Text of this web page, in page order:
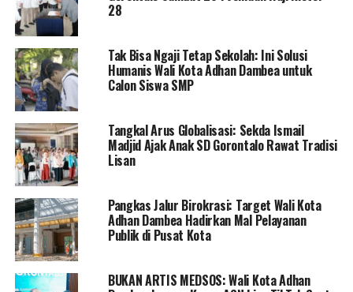
Elektronik (SPBE) untuk mewujudkan tata kelola
pemerintahan yang bersih, efektif, transparan dan
akuntabel serta pelayanan public yang berkualitas dan
terpercaya,” ungkap Marten.
Selanjutnya, Ia mengatakan aplikasi Srikandi merupakan
perpaduan dari praktik kearsipan dan teknologi
informasi dan komunikasi yang mengimplementasikan
undang-undang No 43 tahun 2009 tentang mewajibkan
Lembaga kearsipan sesuai dengan wilayah
kewenangannya.
“hal itu untuk menjamin kemudahan akses arsip statis
bagi pengguna arsip untuk kepentingan pemanfaatan,
pendayagunaan, dan pelayanan public dengan
memperhatikan prinsip keutuhan, keamanan dan
28
Tak Bisa Ngaji Tetap Sekolah: Ini Solusi
Humanis Wali Kota Adhan Dambea untuk
Calon Siswa SMP
Tangkal Arus Globalisasi: Sekda Ismail
Madjid Ajak Anak SD Gorontalo Rawat Tradisi
Lisan
Pangkas Jalur Birokrasi: Target Wali Kota
Adhan Dambea Hadirkan Mal Pelayanan
Publik di Pusat Kota
BUKAN ARTIS MEDSOS: Wali Kota Adhan